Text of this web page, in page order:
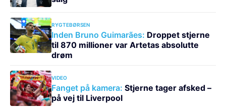
RYGTEBØRSEN
Inden Bruno Guimarães: Droppet stjerne
til 870 millioner var Artetas absolutte
drøm
VIDEO
Fanget på kamera: Stjerne tager afsked –
på vej til Liverpool